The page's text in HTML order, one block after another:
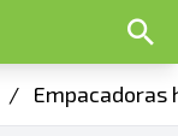
/ Empacadoras